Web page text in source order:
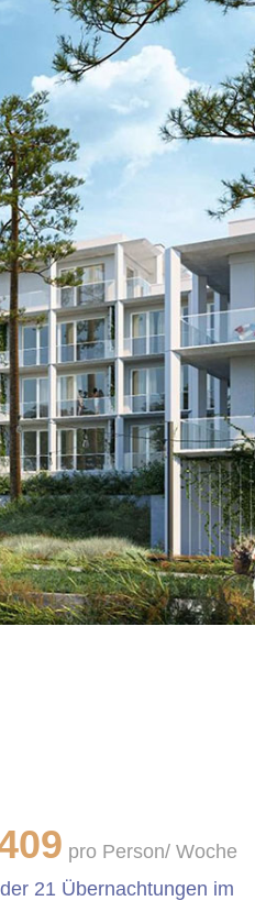
pro Person/ Woche
21 Übernachtungen im